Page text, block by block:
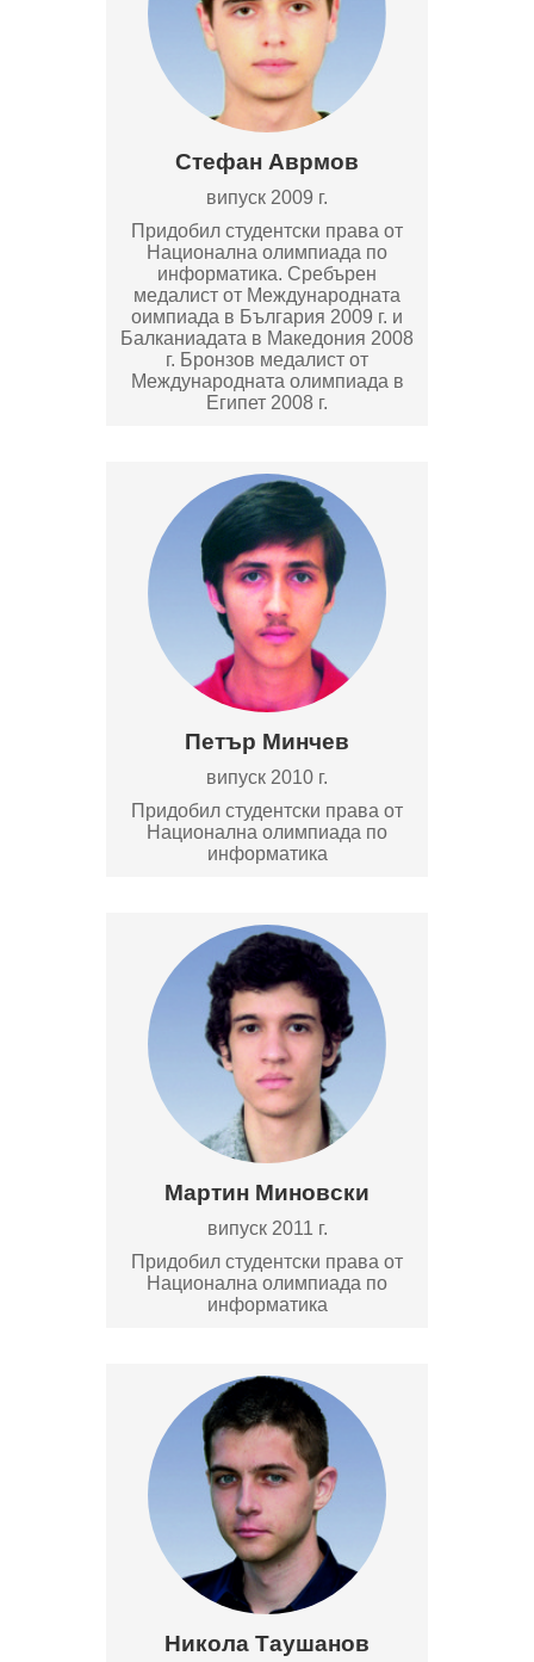
Стефан Аврмов
випуск 2009 г.
Придобил студентски права от
Национална олимпиада по
информатика. Сребърен
медалист от Международната
оимпиада в България 2009 г. и
Балканиадата в Македония 2008
г. Бронзов медалист от
Международната олимпиада в
Египет 2008 г.
Петър Минчев
випуск 2010 г.
Придобил студентски права от
Национална олимпиада по
информатика
Мартин Миновски
випуск 2011 г.
Придобил студентски права от
Национална олимпиада по
информатика
Никола Таушанов